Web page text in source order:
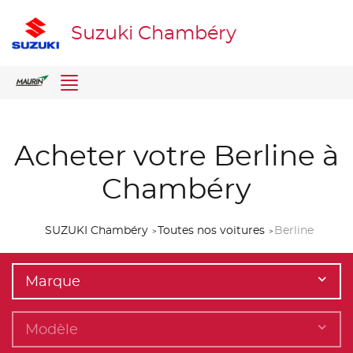
Suzuki Chambéry
Menu
Acheter votre Berline à
Chambéry
SUZUKI Chambéry Toutes nos voitures Berline
Marque
Modèle